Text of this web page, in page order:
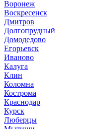
Воронеж
Воскресенск
Дмитров
Долгопрудный
Домодедово
Егорьевск
Иваново
Калуга
Клин
Коломна
Кострома
Краснодар
Курск
Люберцы